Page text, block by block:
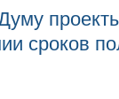
сроков